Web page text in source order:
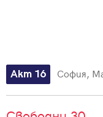
Акт 16 София,